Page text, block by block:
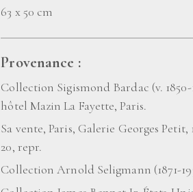
63 x 50 cm
Provenance :
Collection Sigismond Bardac (v.
hôtel Mazin La Fayette, Paris.
Sa vente, Paris, Galerie Georges Petit,
20, repr.
Collection Arnold Seligmann (1871-